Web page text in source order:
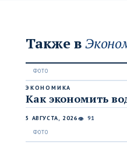
Также в
ЭКОНОМИКА
Как экономить
5 АВГУСТА, 2026👁 91